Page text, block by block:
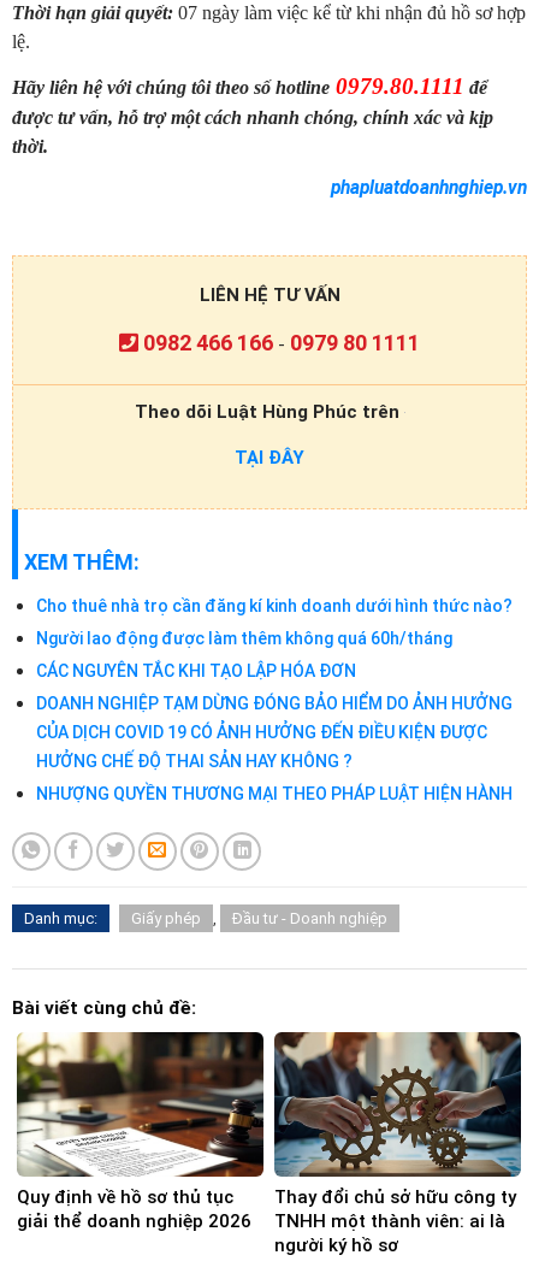
Thời hạn giải quyết: 07 ngày làm việc kể từ khi nhận đủ hồ sơ hợp
lệ.
Hãy liên hệ với chúng tôi theo số hotline 0979.80.1111 để
được tư vấn, hỗ trợ một cách nhanh chóng, chính xác và kịp
thời.
phapluatdoanhnghiep.vn
LIÊN HỆ TƯ VẤN
0982 466 166 - 0979 80 1111
Theo dõi Luật Hùng Phúc trên
TẠI ĐÂY
XEM THÊM:
Cho thuê nhà trọ cần đăng kí kinh doanh dưới hình thức nào?
Người lao động được làm thêm không quá 60h/tháng
CÁC NGUYÊN TẮC KHI TẠO LẬP HÓA ĐƠN
DOANH NGHIỆP TẠM DỪNG ĐÓNG BẢO HIỂM DO ẢNH HƯỞNG
CỦA DỊCH COVID 19 CÓ ẢNH HƯỞNG ĐẾN ĐIỀU KIỆN ĐƯỢC
HƯỞNG CHẾ ĐỘ THAI SẢN HAY KHÔNG ?
NHƯỢNG QUYỀN THƯƠNG MẠI THEO PHÁP LUẬT HIỆN HÀNH
Danh mục: Giấy phép Đầu tư - Doanh nghiệp
Bài viết cùng chủ đề:
Quy định về hồ sơ thủ tục
giải thể doanh nghiệp 2026
Thay đổi chủ sở hữu công ty
TNHH một thành viên: ai là
người ký hồ sơ